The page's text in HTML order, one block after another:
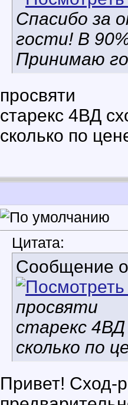
Спасибо за
гости! В
Принимаю
просвяти
старекс 4ВД
сколько по
Цитата:
Сообщение
просвяти
старекс 4ВД
сколько по
Привет! Сход-